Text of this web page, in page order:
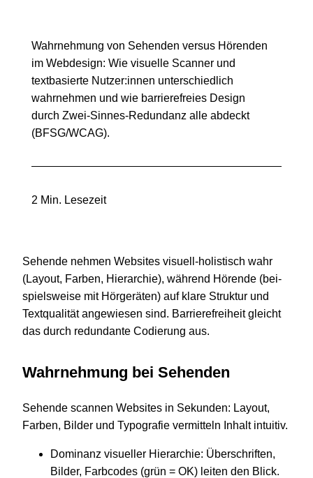
Wahrnehmung von Sehenden versus Hörenden
im Webdesign: Wie visuelle Scanner und
textbasierte Nutzer:innen unterschiedlich
wahrnehmen und wie barrierefreies Design
durch Zwei-Sinnes-Redundanz alle abdeckt
(BFSG/WCAG).
2 Min. Lesezeit
Sehende nehmen Web­sites visuell-holistisch wahr
(Layout, Farben, Hier­ar­chie), wäh­rend Hörende (bei­
spiels­weise mit Hör­ge­rä­ten) auf klare Struk­tur und
Text­qua­li­tät ange­wie­sen sind. Barriere­freiheit gleicht
das durch red­un­dante Codie­rung aus.
Wahr­neh­mung bei Sehenden
Sehende scan­nen Web­sites in Sekun­den: Layout,
Farben, Bilder und Typo­gra­fie ver­mit­teln Inhalt intuitiv.
Domi­nanz visu­el­ler Hier­ar­chie: Über­schrif­ten,
Bilder, Farb­codes (grün = OK) leiten den Blick.